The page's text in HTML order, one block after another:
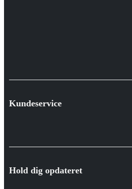
Kundeservice
Hold dig opdateret